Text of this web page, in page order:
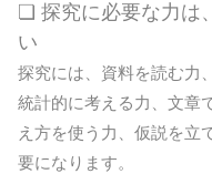
❏ 探究に必要な力は
い
探究には、資料を読む力
統計的に考える力、文章
え方を使う力、仮説を立
要になります。